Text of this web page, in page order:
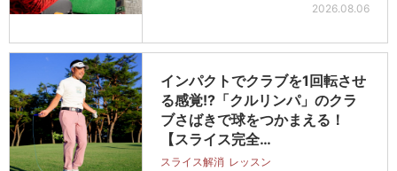
2026.08.06
インパクトでクラブを1回転させ
る感覚!?「クルリンパ」のクラ
ブさばきで球をつかまえる！
【スライス完全…
スライス解消 レッスン